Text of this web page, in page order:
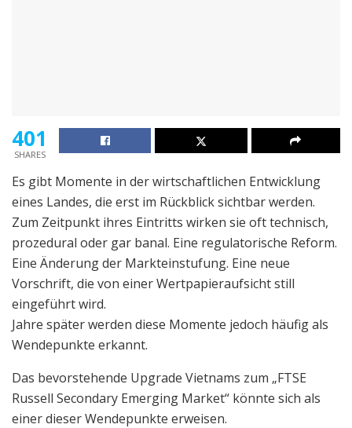
401
SHARES
Es gibt Momente in der wirtschaftlichen Entwicklung
eines Landes, die erst im Rückblick sichtbar werden.
Zum Zeitpunkt ihres Eintritts wirken sie oft technisch,
prozedural oder gar banal. Eine regulatorische Reform.
Eine Änderung der Markteinstufung. Eine neue
Vorschrift, die von einer Wertpapieraufsicht still
eingeführt wird.
Jahre später werden diese Momente jedoch häufig als
Wendepunkte erkannt.
Das bevorstehende Upgrade Vietnams zum „FTSE
Russell Secondary Emerging Market“ könnte sich als
einer dieser Wendepunkte erweisen.